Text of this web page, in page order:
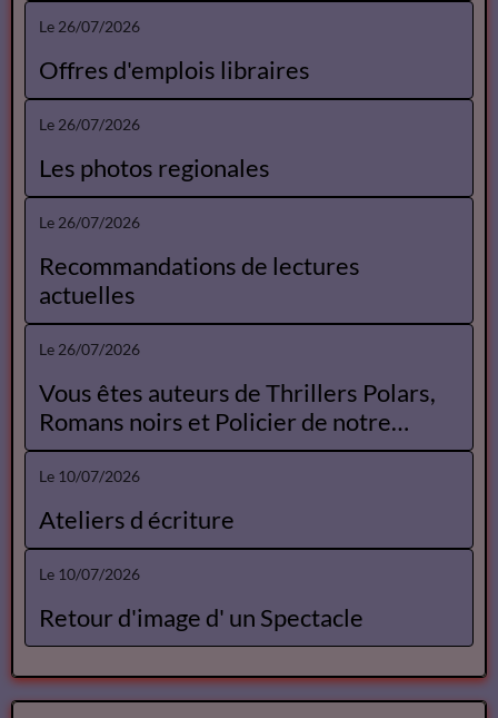
Le 26/07/2026
Offres d'emplois libraires
Le 26/07/2026
Les photos regionales
Le 26/07/2026
Recommandations de lectures
actuelles
Le 26/07/2026
Vous êtes auteurs de Thrillers Polars,
Romans noirs et Policier de notre
Catalogue
Le 10/07/2026
Ateliers d écriture
Le 10/07/2026
Retour d'image d' un Spectacle